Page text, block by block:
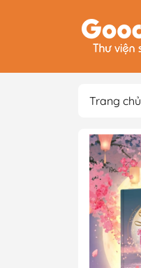
Trang chủ